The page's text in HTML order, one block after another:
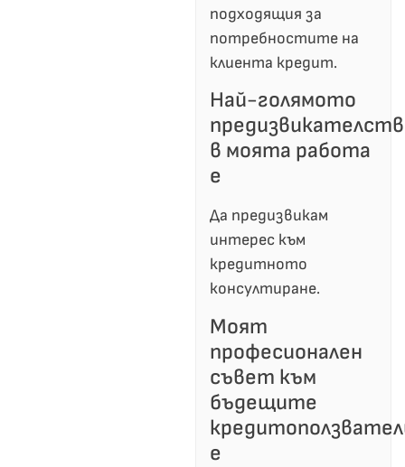
подходящия за
потребностите на
клиента кредит.
Най-голямото
в моята работа
е
Да предизвикам
интерес към
кредитното
консултиране.
Моят
професионален
съвет към
бъдещите
е